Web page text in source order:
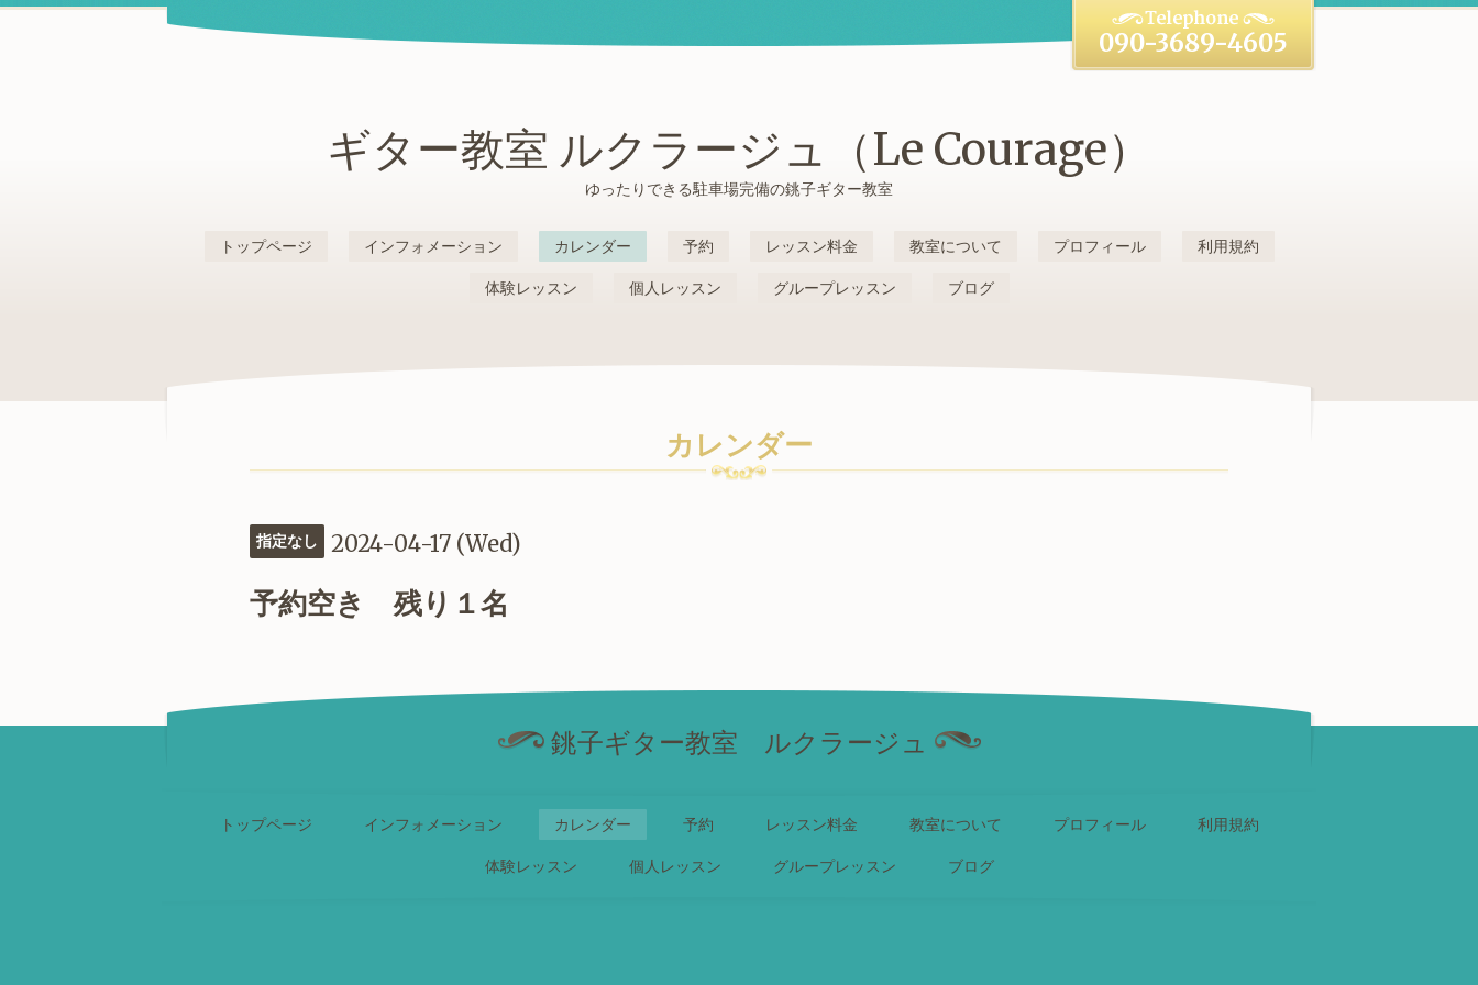
ギター教室 ルクラージュ（Le Courage）
ゆったりできる駐車場完備の銚子ギター教室
090-3689-4605
トップページ インフォメーション カレンダー 予約 レッスン料金 教室について プロフィール 利用規約
体験レッスン 個人レッスン グループレッスン ブログ
カレンダー
指定なし 2024-04-17 (Wed)
予約空き 残り１名
銚子ギター教室 ルクラージュ
トップページ インフォメーション カレンダー 予約 レッスン料金 教室について プロフィール 利用規約
体験レッスン 個人レッスン グループレッスン ブログ